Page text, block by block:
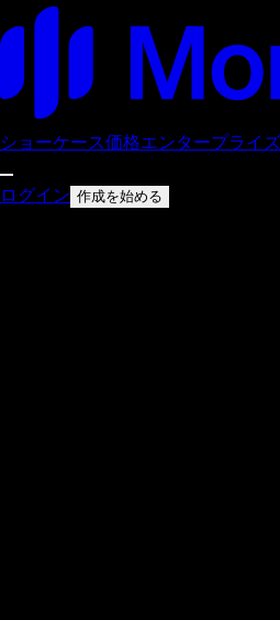
ショーケース価格エンタープライズ
ログイン 作成を始める